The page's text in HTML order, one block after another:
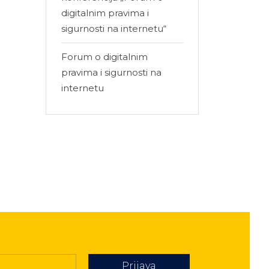
digitalnim pravima i
sigurnosti na internetu“
Forum o digitalnim
pravima i sigurnosti na
internetu
Prijava